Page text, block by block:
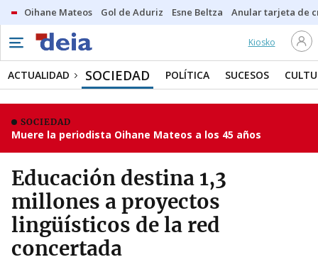
Oihane Mateos Gol de Aduriz Esne Beltza Anular tarjeta de
Kiosko
ACTUALIDAD SOCIEDAD POLÍTICA SUCESOS
SOCIEDAD
Muere la periodista Oihane Mateos a los 45 años
Educación destina 1,3
millones a proyectos
lingüísticos de la red
concertada